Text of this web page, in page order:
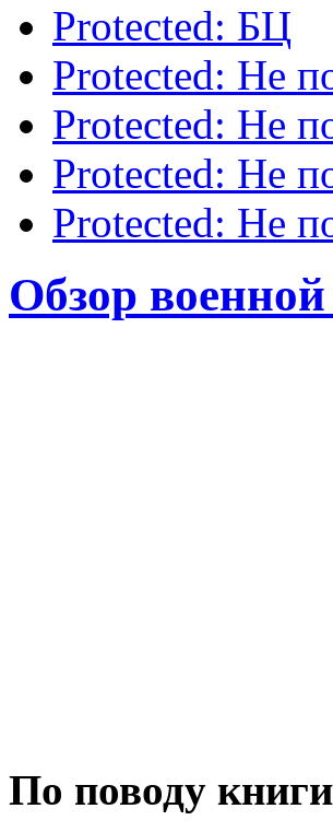
Protected: БЦ
Protected: Не
Protected: Не
Protected: Не
Protected: Не
Обзор
По поводу